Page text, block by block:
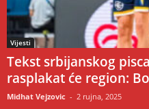
Vijesti
Tekst srbijanskog
rasplakat će region:
Midhat Vejzovic - 2 rujna, 2025